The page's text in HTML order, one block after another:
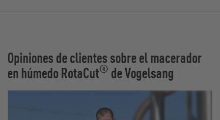
Opiniones de clientes sobre el macerador
en húmedo RotaCut® de Vogelsang